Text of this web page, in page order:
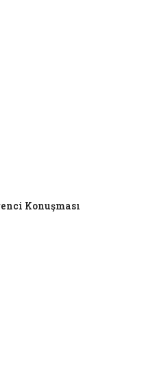
Konuşması